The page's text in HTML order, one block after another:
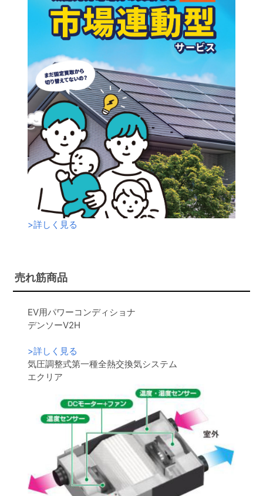
>詳しく見る
売れ筋商品
EV用パワーコンディショナ
デンソーV2H
>詳しく見る
気圧調整式第一種全熱交換気システム
エクリア